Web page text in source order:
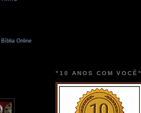
Bíblia Online
"10 ANOS COM VOCÊ"